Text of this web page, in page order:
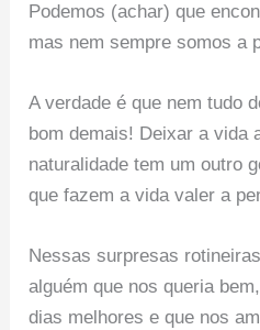
Podemos (achar) que
mas nem sempre somos a
A verdade é que nem tudo
bom demais! Deixar a vida
naturalidade tem um outro
que fazem a vida valer a
Nessas surpresas
alguém que nos queria
dias melhores e que nos